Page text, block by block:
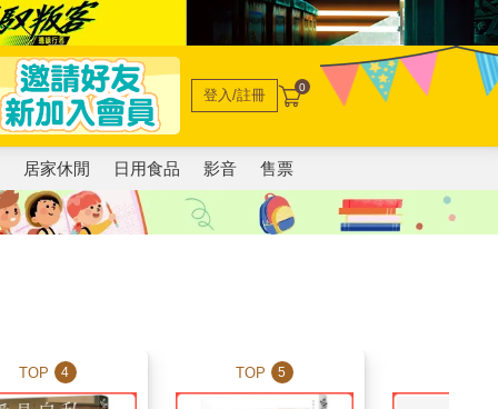
登入/註冊 0
居家休閒 日用食品 影音 售票
TOP 4 TOP 5